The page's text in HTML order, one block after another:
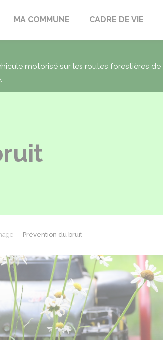
MA COMMUNE CADRE DE VIE
motorisé sur les routes forestières
Prévention du bruit